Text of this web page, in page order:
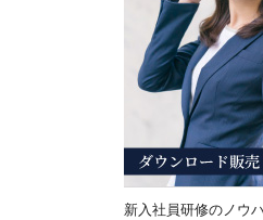
新入社員研修のノウ